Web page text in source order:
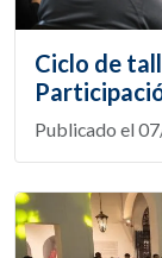
Ciclo de
Publicado el